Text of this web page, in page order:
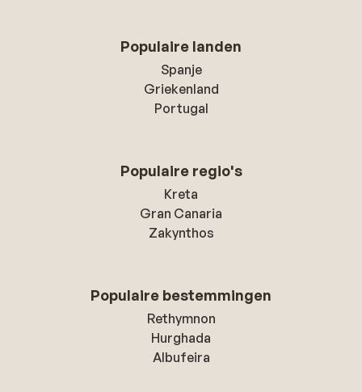
Populaire landen
Spanje
Griekenland
Portugal
Populaire regio's
Kreta
Gran Canaria
Zakynthos
Populaire bestemmingen
Rethymnon
Hurghada
Albufeira